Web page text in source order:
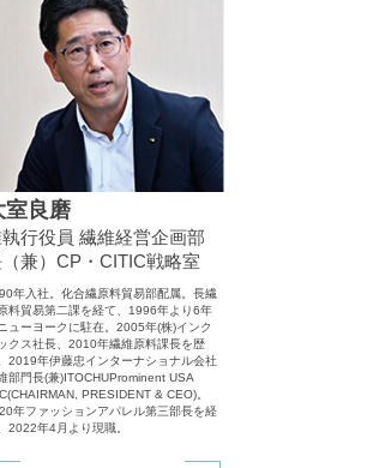
室良磨
行役員 繊維経営企画部
兼）CP・CITIC戦略室
年入社。化合繊原料貿易部配属。長繊
料貿易第二課を経て、1996年より6年
ューヨークに駐在。2005年(株)インク
クス社長、2010年繊維原料課長を歴
2019年伊藤忠インターナショナル会社
部門長(兼)ITOCHUProminent USA
PRESIDENT & CEO)。
年ファッションアパレル第三部長を経
2022年4月より現職。